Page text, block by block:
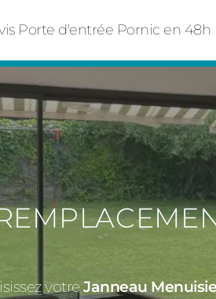
Porte d'entrée Pornic en 48h
votreJanneau